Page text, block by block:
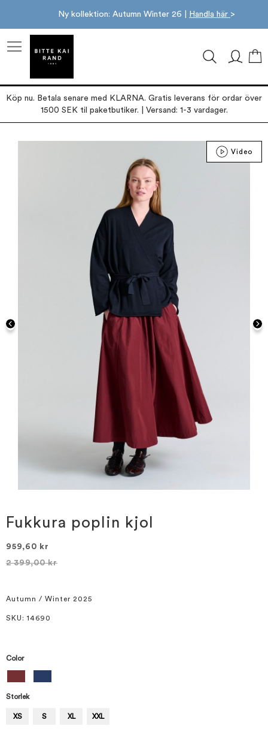
Ny kollektion: Autumn Winter 26 | Handla här >
Köp nu. Betala senare med KLARNA. Gratis leverans för ordar över
1500 SEK til paketbutiker. | Versand: 1-3 vardager.
Video
början
avFukkura poplin kjol
959,60 kr
2 399,00 kr
Autumn / Winter 2025
SKU : 14690
Color
Storlek
XS S XL XXL